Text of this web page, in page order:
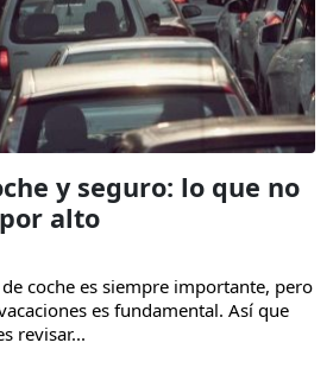
y seguro: lo que no
alto
coche es siempre importante, pero
es fundamental. Así que
revisar...